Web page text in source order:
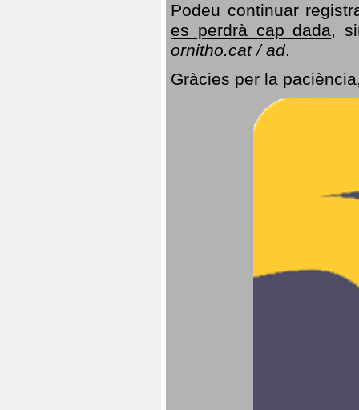
Podeu continuar
es perdrà cap dada,
ornitho.cat / ad.
Gràcies per la